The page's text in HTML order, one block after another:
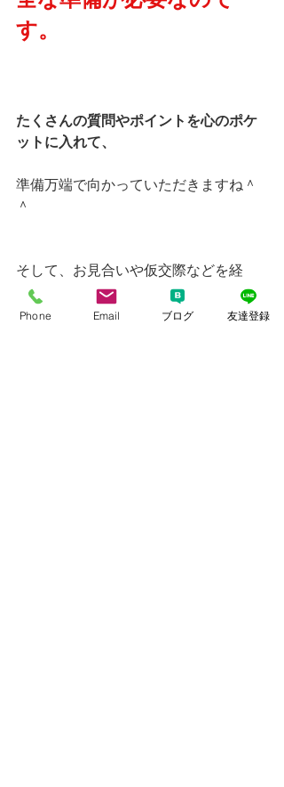
す。
たくさんの質問やポイントを心のポケ
ットに入れて、
準備万端で向かっていただきますね＾
＾
そして、お見合いや仮交際などを経
て、
Phone Email ブログ 友達登録